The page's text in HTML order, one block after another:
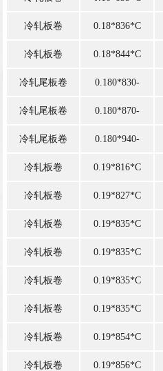
冷轧板卷 0.18*836*C
冷轧板卷 0.18*844*C
冷轧尾板卷 0.180*830-
970*2000
冷轧尾板卷 0.180*870-
970*2000
冷轧尾板卷 0.180*940-
970*2000
冷轧板卷 0.19*816*C
冷轧板卷 0.19*827*C
冷轧板卷 0.19*835*C
冷轧板卷 0.19*835*C
冷轧板卷 0.19*835*C
冷轧板卷 0.19*835*C
冷轧板卷 0.19*854*C
冷轧板卷 0.19*856*C